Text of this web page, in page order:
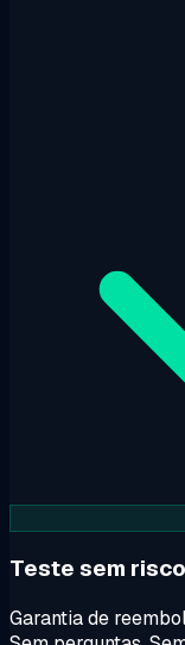
Teste sem risco
Garantia de